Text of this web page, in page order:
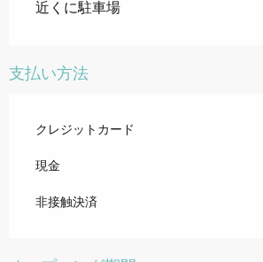
近くに駐車場
支払い方法
クレジットカード
現金
非接触決済